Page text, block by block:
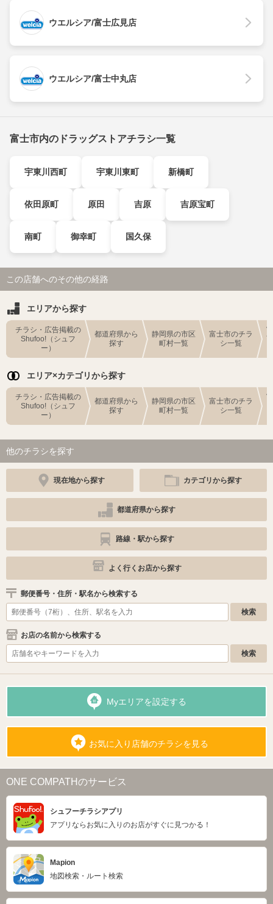
ウエルシア/富士広見店
ウエルシア/富士中丸店
富士市内のドラッグストアチラシ一覧
宇東川西町 宇東川東町 新橋町
依田原町 原田 吉原 吉原宝町
南町 御幸町 国久保
この店舗へのその他の経路
エリアから探す
チラシ・広告掲載の
Shufoo!（シュフ
ー）
都道府県から
探す
静岡県の市区
町村一覧
富士市のチラ
シ一覧
エリア×カテゴリから探す
チラシ・広告掲載の
Shufoo!（シュフ
ー）
都道府県から
探す
静岡県の市区
町村一覧
富士市のチラ
シ一覧
他のチラシを探す
現在地から探す カテゴリから探す
都道府県から探す
路線・駅から探す
よく行くお店から探す
郵便番号・住所・駅名から検索する
お店の名前から検索する
Myエリアを設定する
お気に入り店舗のチラシを見る
ONE COMPATHのサービス
シュフーチラシアプリ
アプリならお気に入りのお店がすぐに見つかる！
Mapion
地図検索・ルート検索